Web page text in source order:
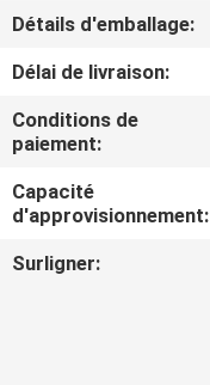
CONTRÔLE
DE
QUALITÉ
CONTACT
USA
Détails d'emballage:
Délai de livraison:
Conditions de
paiement:
Capacité
d'approvisionnement:
Surligner: